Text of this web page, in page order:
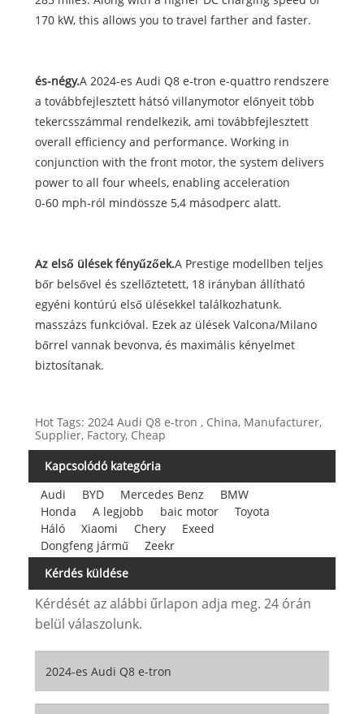
170 kW, this allows you to travel farther and faster.
és-négy.A 2024-es Audi Q8 e-tron e-quattro rendszere
a továbbfejlesztett hátsó villanymotor előnyeit több
tekercsszámmal rendelkezik, ami továbbfejlesztett
overall efficiency and performance. Working in
conjunction with the front motor, the system delivers
power to all four wheels, enabling acceleration
0-60 mph-ról mindössze 5,4 másodperc alatt.
Az első ülések fényűzőek.A Prestige modellben teljes
bőr belsővel és szellőztetett, 18 irányban állítható
egyéni kontúrú első ülésekkel találkozhatunk.
masszázs funkcióval. Ezek az ülések Valcona/Milano
bőrrel vannak bevonva, és maximális kényelmet
biztosítanak.
Hot Tags: 2024 Audi Q8 e-tron , China, Manufacturer,
Supplier, Factory, Cheap
Kapcsolódó kategória
Audi
BYD Mercedes Benz
BMW
Honda
A legjobb baic motor
Toyota
Háló
Xiaomi Chery
Exeed
Dongfeng jármű
Zeekr
Kérdés küldése
Kérdését az alábbi űrlapon adja meg. 24 órán
belül válaszolunk.